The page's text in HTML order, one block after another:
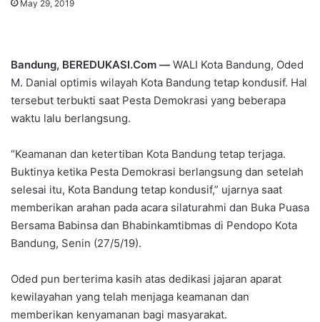
May 29, 2019
Bandung, BEREDUKASI.Com — WALI Kota Bandung, Oded
M. Danial optimis wilayah Kota Bandung tetap kondusif. Hal
tersebut terbukti saat Pesta Demokrasi yang beberapa
waktu lalu berlangsung.
“Keamanan dan ketertiban Kota Bandung tetap terjaga.
Buktinya ketika Pesta Demokrasi berlangsung dan setelah
selesai itu, Kota Bandung tetap kondusif,” ujarnya saat
memberikan arahan pada acara silaturahmi dan Buka Puasa
Bersama Babinsa dan Bhabinkamtibmas di Pendopo Kota
Bandung, Senin (27/5/19).
Oded pun berterima kasih atas dedikasi jajaran aparat
kewilayahan yang telah menjaga keamanan dan
memberikan kenyamanan bagi masyarakat.